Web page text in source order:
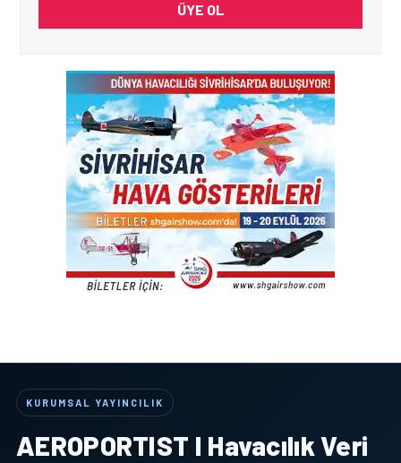
ÜYE OL
KURUMSAL YAYINCILIK
AEROPORTIST I Havacılık Veri